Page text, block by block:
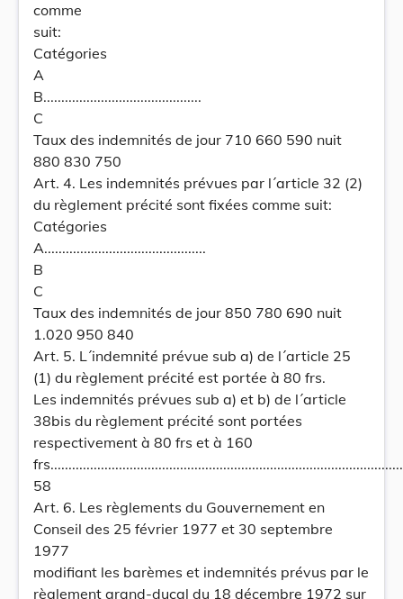
comme
suit:
Catégories
A
B............................................
C
Taux des indemnités de jour 710 660 590 nuit
880 830 750
Art. 4. Les indemnités prévues par l´article 32 (2)
du règlement précité sont fixées comme suit:
Catégories
A.............................................
B
C
Taux des indemnités de jour 850 780 690 nuit
1.020 950 840
Art. 5. L´indemnité prévue sub a) de l´article 25
(1) du règlement précité est portée à 80 frs.
Les indemnités prévues sub a) et b) de l´article
38bis du règlement précité sont portées
respectivement à 80 frs et à 160
58
Art. 6. Les règlements du Gouvernement en
Conseil des 25 février 1977 et 30 septembre
1977
modifiant les barèmes et indemnités prévus par le
règlement grand-ducal du 18 décembre 1972 sur